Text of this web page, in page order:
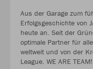
Aus der Garage zum
Erfolgsgeschichte von
heute an. Seit der
optimale Partner für
weltweit und von der
League. WE ARE TEAM!